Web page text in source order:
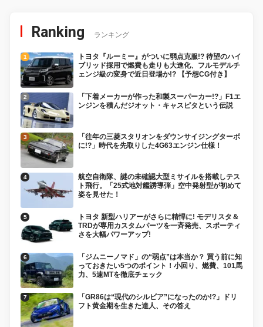
Ranking ランキング
トヨタ『ルーミー』がついに弱点克服!? 待望のハイ
ブリッド採用で燃費も走りも大進化、フルモデルチ
ェンジ級の変身で近日登場か!? 【予想CG付き】
「下着メーカーが作った和製スーパーカー!?」F1エ
ンジンを積んだジオット・キャスピタという伝説
「往年の三菱スタリオンをダウンサイジングターボ
に!?」時代を先取りした4G63エンジン仕様！
航空自衛隊、謎の未確認大型ミサイルを搭載しテス
ト飛行。「25式地対艦誘導弾」空中発射型が初めて
姿を見せた！
トヨタ 新型ハリアーがさらに精悍に! モデリスタ＆
TRDが専用カスタムパーツを一斉発売、スポーティ
さを大幅パワーアップ!
「ジムニーノマド」の“弱点”は本当か？ 買う前に知
っておきたい5つのポイント！小回り、燃費、101馬
力、5速MTを徹底チェック
「GR86は“現代のシルビア”になったのか!?」ドリ
フト黄金期を生きた達人、その答え